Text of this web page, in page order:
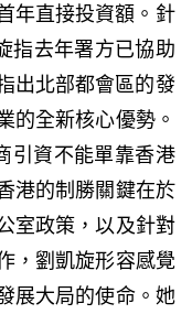
年直接投資額。針
指去年署方已協助
出北部都會區的發
的全新核心優勢。
引資不能單靠香港
港的制勝關鍵在於
室政策，以及針對
，劉凱旋形容感覺
展大局的使命。她